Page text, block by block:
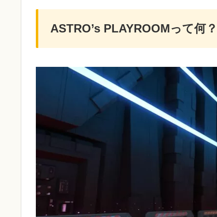
ASTRO’s PLAYROOMって何？